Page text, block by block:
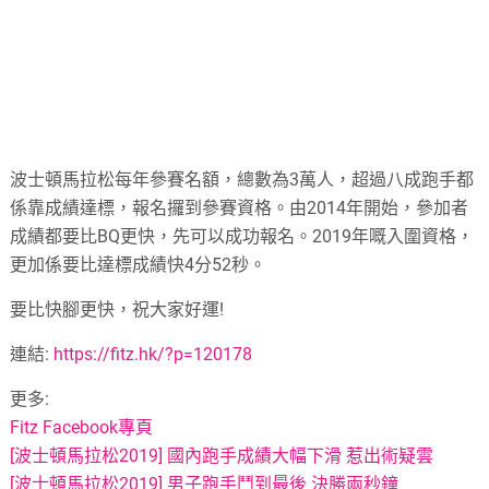
波士頓馬拉松每年參賽名額，總數為3萬人，超過八成跑手都
係靠成績達標，報名攞到參賽資格。由2014年開始，參加者
成績都要比BQ更快，先可以成功報名。2019年嘅入圍資格，
更加係要比達標成績快4分52秒。
要比快腳更快，祝大家好運!
連結: https://fitz.hk/?p=120178
更多:
Fitz Facebook專頁
[波士頓馬拉松2019] 國內跑手成績大幅下滑 惹出術疑雲
[波士頓馬拉松2019] 男子跑手鬥到最後 決勝兩秒鐘